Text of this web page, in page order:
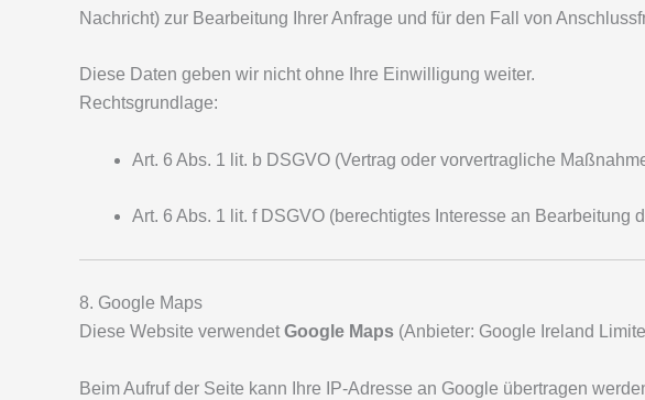
Nachricht) zur Bearbeitung Ihrer Anfrage und für den Fall von
Diese Daten geben wir nicht ohne Ihre Einwilligung weiter.
Rechtsgrundlage:
Art. 6 Abs. 1 lit. b DSGVO (Vertrag oder vorvertragliche
Art. 6 Abs. 1 lit. f DSGVO (berechtigtes Interesse an Bearbeitung
8. Google Maps
Diese Website verwendet Google Maps (Anbieter: Google Ireland
Beim Aufruf der Seite kann Ihre IP-Adresse an Google übertragen